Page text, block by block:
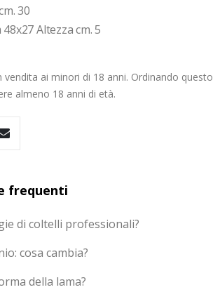
30
Altezza cm. 5
ai minori di 18 anni. Ordinando questo
almeno 18 anni di età.
frequenti
di coltelli professionali?
cosa cambia?
della lama?